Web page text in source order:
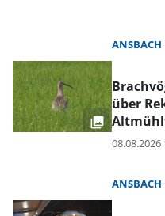
ANSBACH
über
08.08.2026
ANSBACH